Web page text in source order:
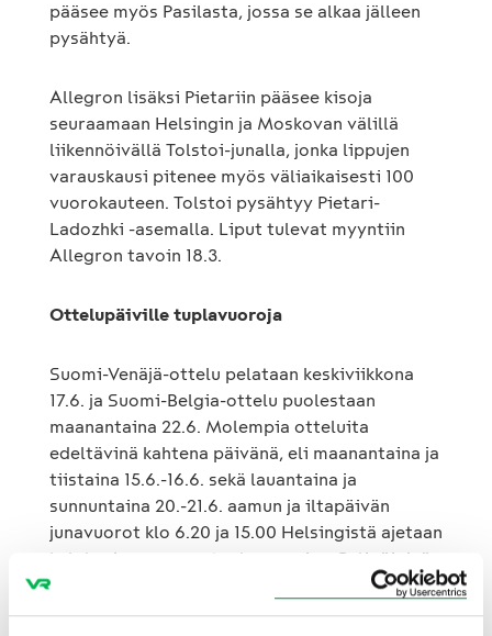
pääsee myös Pasilasta, jossa se alkaa jälleen
pysähtyä.
Allegron lisäksi Pietariin pääsee kisoja
seuraamaan Helsingin ja Moskovan välillä
liikennöivällä Tolstoi-junalla, jonka lippujen
varauskausi pitenee myös väliaikaisesti 100
vuorokauteen. Tolstoi pysähtyy Pietari-
Ladozhki -asemalla. Liput tulevat myyntiin
Allegron tavoin 18.3.
Ottelupäiville tuplavuoroja
Suomi-Venäjä-ottelu pelataan keskiviikkona
17.6. ja Suomi-Belgia-ottelu puolestaan
maanantaina 22.6. Molempia otteluita
edeltävinä kahtena päivänä, eli maanantaina ja
tiistaina 15.6.-16.6. sekä lauantaina ja
sunnuntaina 20.-21.6. aamun ja iltapäivän
junavuorot klo 6.20 ja 15.00 Helsingistä ajetaan
kahden junarungon tuplavuoroina. Pelipäivinä
tuplavuorona ajetaan aamulla klo 6.20
Helsingistä lähtevä junavuoro. Myös